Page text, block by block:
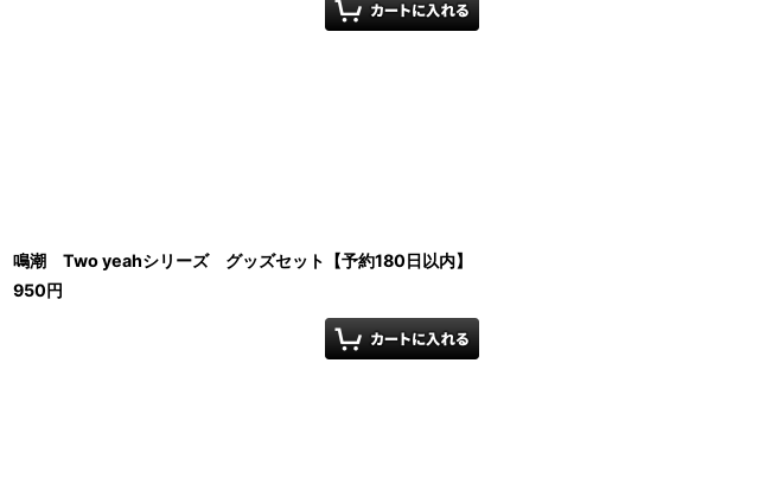
鳴潮 Two yeahシリーズ グッズセット【予約180日以内】
950円